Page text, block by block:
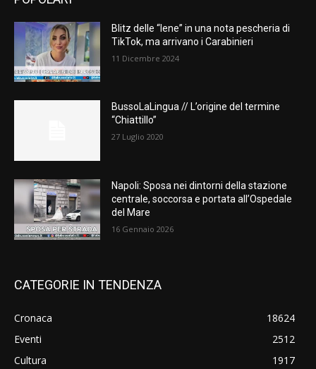
Blitz delle “Iene” in una nota pescheria di
TikTok, ma arrivano i Carabinieri
11 Dicembre 2024
BussoLaLingua // L’origine del termine
“Chiattillo”
27 Luglio 2020
Napoli: Sposa nei dintorni della stazione
centrale, soccorsa e portata all’Ospedale
del Mare
16 Gennaio 2026
CATEGORIE IN TENDENZA
Cronaca
18624
Eventi
2512
Cultura
1917